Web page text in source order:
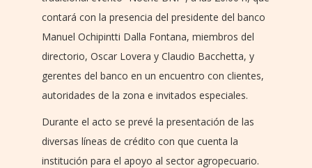
contará con la presencia del presidente del banco
Manuel Ochipintti Dalla Fontana, miembros del
directorio, Oscar Lovera y Claudio Bacchetta, y
gerentes del banco en un encuentro con clientes,
autoridades de la zona e invitados especiales.
Durante el acto se prevé la presentación de las
diversas líneas de crédito con que cuenta la
institución para el apoyo al sector agropecuario.